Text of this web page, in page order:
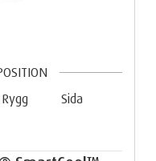
Rygg Sida